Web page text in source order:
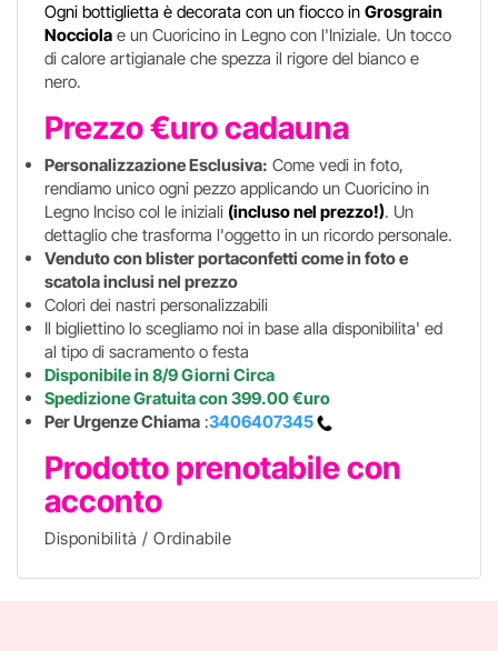
Ogni bottiglietta è decorata con un fiocco in Grosgrain
Nocciola e un Cuoricino in Legno con l'Iniziale. Un tocco
di calore artigianale che spezza il rigore del bianco e
nero.
Prezzo €uro cadauna
Personalizzazione Esclusiva: Come vedi in foto,
rendiamo unico ogni pezzo applicando un Cuoricino in
Legno Inciso col le iniziali (incluso nel prezzo!). Un
dettaglio che trasforma l'oggetto in un ricordo personale.
Venduto con blister portaconfetti come in foto e
scatola inclusi nel prezzo
Colori dei nastri personalizzabili
Il bigliettino lo scegliamo noi in base alla disponibilita' ed
al tipo di sacramento o festa
Disponibile in 8/9 Giorni Circa
Spedizione Gratuita con 399.00 €uro
Per Urgenze Chiama :3406407345
Prodotto prenotabile con
acconto
Disponibilità / Ordinabile